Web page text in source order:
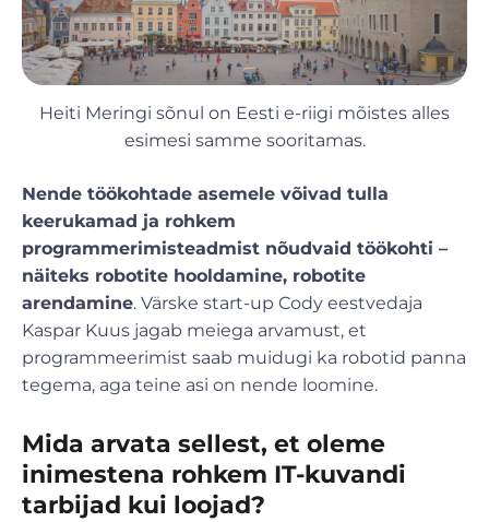
Heiti Meringi sõnul on Eesti e-riigi mõistes alles
esimesi samme sooritamas.
Nende töökohtade asemele võivad tulla
keerukamad ja rohkem
programmerimisteadmist nõudvaid töökohti –
näiteks robotite hooldamine, robotite
arendamine. Värske start-up Cody eestvedaja
Kaspar Kuus jagab meiega arvamust, et
programmeerimist saab muidugi ka robotid panna
tegema, aga teine asi on nende loomine.
Mida arvata sellest, et oleme
inimestena rohkem IT-kuvandi
tarbijad kui loojad?